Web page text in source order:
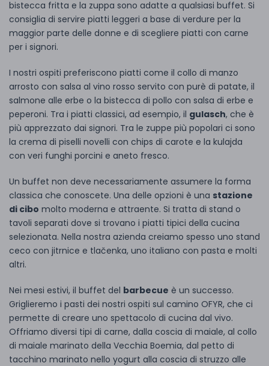
bistecca fritta e la zuppa sono adatte a qualsiasi buffet. Si
consiglia di servire piatti leggeri a base di verdure per la
maggior parte delle donne e di scegliere piatti con carne
per i signori.
I nostri ospiti preferiscono piatti come il collo di manzo
arrosto con salsa al vino rosso servito con purè di patate, il
salmone alle erbe o la bistecca di pollo con salsa di erbe e
peperoni. Tra i piatti classici, ad esempio, il gulasch, che è
più apprezzato dai signori. Tra le zuppe più popolari ci sono
la crema di piselli novelli con chips di carote e la kulajda
con veri funghi porcini e aneto fresco.
Un buffet non deve necessariamente assumere la forma
classica che conoscete. Una delle opzioni è una stazione
di cibo molto moderna e attraente. Si tratta di stand o
tavoli separati dove si trovano i piatti tipici della cucina
selezionata. Nella nostra azienda creiamo spesso uno stand
ceco con jitrnice e tlačenka, uno italiano con pasta e molti
altri.
Nei mesi estivi, il buffet del barbecue è un successo.
Griglieremo i pasti dei nostri ospiti sul camino OFYR, che ci
permette di creare uno spettacolo di cucina dal vivo.
Offriamo diversi tipi di carne, dalla coscia di maiale, al collo
di maiale marinato della Vecchia Boemia, dal petto di
tacchino marinato nello yogurt alla coscia di struzzo alle